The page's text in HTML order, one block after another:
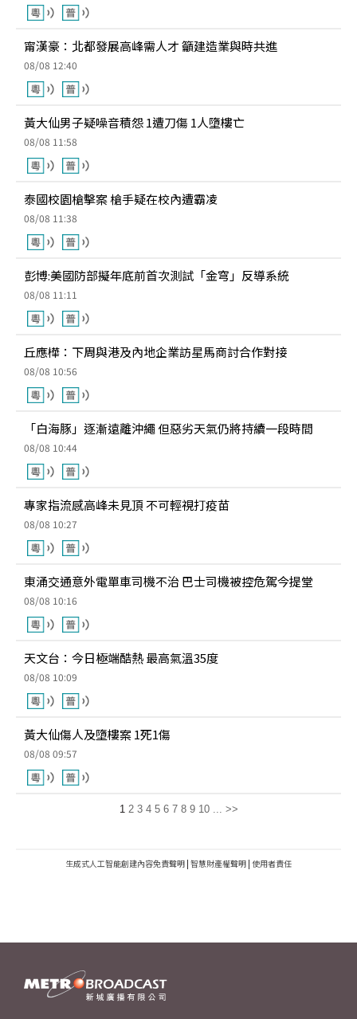
甯漢豪：北都發展高峰需人才 籲建造業與時共進
08/08 12:40
黃大仙男子疑噪音積怨 1遭刀傷 1人墮樓亡
08/08 11:58
泰國校園槍擊案 槍手疑在校內遭霸凌
08/08 11:38
彭博:美國防部擬年底前首次測試「金穹」反導系統
08/08 11:11
丘應樺：下周與港及內地企業訪星馬商討合作對接
08/08 10:56
「白海豚」逐漸遠離沖繩 但惡劣天氣仍將持續一段時間
08/08 10:44
專家指流感高峰未見頂 不可輕視打疫苗
08/08 10:27
東涌交通意外電單車司機不治 巴士司機被控危駕今提堂
08/08 10:16
天文台：今日極端酷熱 最高氣溫35度
08/08 10:09
黃大仙傷人及墮樓案 1死1傷
08/08 09:57
1 2 3 4 5 6 7 8 9 10 ... >>
生成式人工智能創建內容免責聲明 | 智慧財產權聲明 | 使用者責任